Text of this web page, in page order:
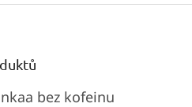
bez kofeinu